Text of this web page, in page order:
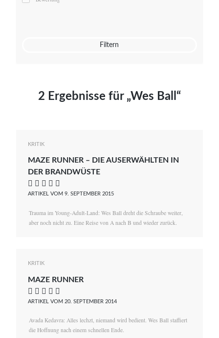
Mato von Vogelstein
Filtern
2 Ergebnisse für „Wes Ball“
KRITIK
MAZE RUNNER – DIE AUSERWÄHLTEN IN
DER BRANDWÜSTE
    
ARTIKEL VOM 9. SEPTEMBER 2015
Trauma im Young-Adult-Land: Wes Ball dreht die Schraube weiter,
aber noch nicht zu. Eine Reise von A nach B und wieder zurück.
KRITIK
MAZE RUNNER
    
ARTIKEL VOM 20. SEPTEMBER 2014
Avada Kedavra: Alles lechzt, niemand wird bedient. Wes Ball staffiert
die Hoffnung nach einem schnellen Ende.